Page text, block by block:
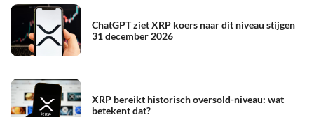
ChatGPT ziet XRP koers naar dit niveau stijgen
31 december 2026
XRP bereikt historisch oversold-niveau: wat
betekent dat?